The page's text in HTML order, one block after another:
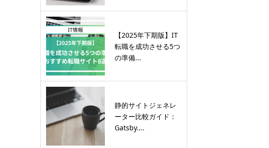
【2025年下期版】IT
転職を成功させる5つ
の準備...
静的サイトジェネレ
ーター比較ガイド：
Gatsby....